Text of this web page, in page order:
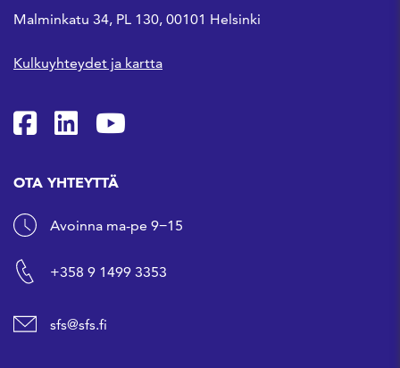
Malminkatu 34, PL 130, 00101 Helsinki
Kulkuyhteydet ja kartta
SFS Facebookissa
SFS Linkedinissä
SFS Youtubessa
OTA YHTEYTTÄ
Avoinna ma-pe 9−15
+358 9 1499 3353
sfs@sfs.fi